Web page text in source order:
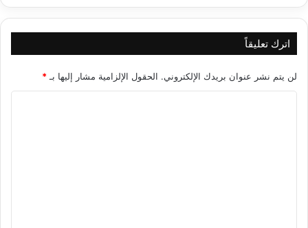
اترك تعليقاً
لن يتم نشر عنوان بريدك الإلكتروني. الحقول الإلزامية مشار إليها بـ *